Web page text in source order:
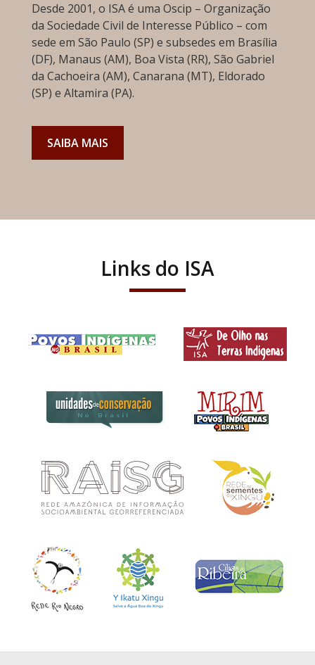
Desde 2001, o ISA é uma Oscip – Organização
da Sociedade Civil de Interesse Público – com
sede em São Paulo (SP) e subsedes em Brasília
(DF), Manaus (AM), Boa Vista (RR), São Gabriel
da Cachoeira (AM), Canarana (MT), Eldorado
(SP) e Altamira (PA).
SAIBA MAIS
Links do ISA